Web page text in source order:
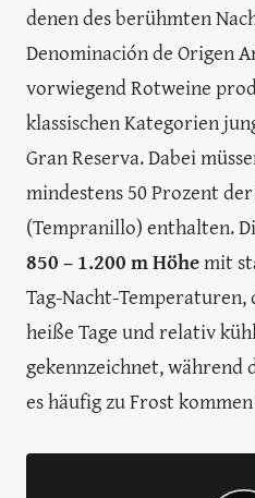
denen des berühmten
Denominación de Origen
vorwiegend Rotweine
klassischen Kategorien
Gran Reserva. Dabei
mindestens 50 Prozent
(Tempranillo) enthalten.
850 – 1.200 m Höhemit
Tag-Nacht-
heiße Tage und relativ
gekennzeichnet,
es häufig zu Frost